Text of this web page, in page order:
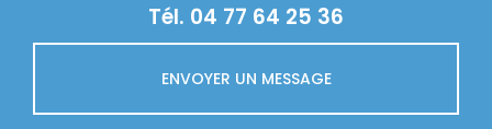
Tél. 04 77 64 25 36
ENVOYER UN MESSAGE